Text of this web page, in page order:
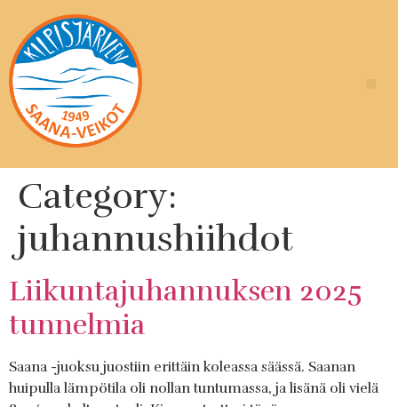
Category:
juhannushiihdot
Liikuntajuhannuksen 2025
tunnelmia
Saana -juoksu juostiin erittäin koleassa säässä. Saanan
huipulla lämpötila oli nollan tuntumassa, ja lisänä oli vielä